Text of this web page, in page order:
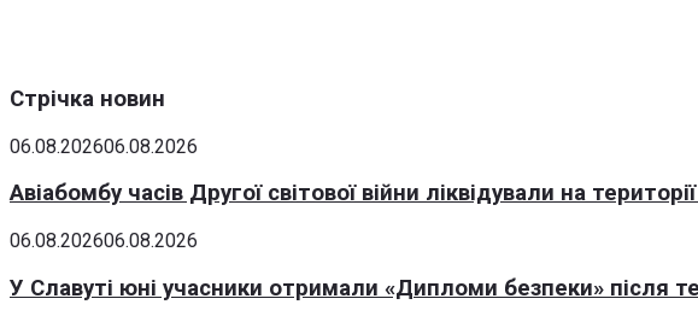
Стрічка новин
06.08.202606.08.2026
Авіабомбу часів Другої світової війни ліквідували на
06.08.202606.08.2026
У Славуті юні учасники отримали «Дипломи безпеки» після